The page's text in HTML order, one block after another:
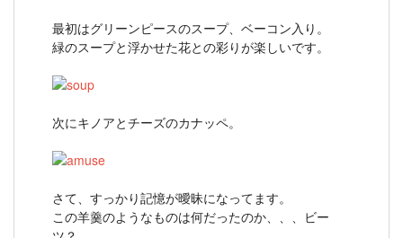
最初はグリーンピースのスープ、ベーコン入り。
緑のスープと浮かせた花との彩りが楽しいです。
次にキノアとチーズのカナッペ。
さて、すっかり記憶が曖昧になってます。
この羊羹のようなものは何だったのか、、、ビー